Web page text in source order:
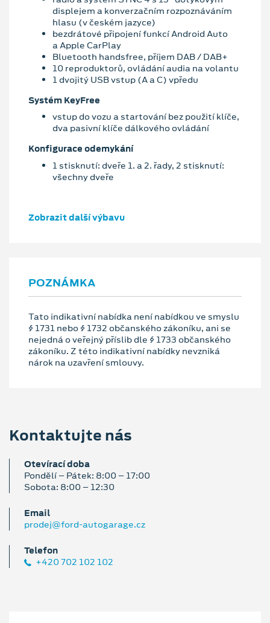
displejem a konverzačním rozpoznáváním
hlasu (v českém jazyce)
bezdrátové připojení funkcí Android Auto
a Apple CarPlay
Bluetooth handsfree, příjem DAB / DAB+
10 reproduktorů, ovládání audia na volantu
1 dvojitý USB vstup (A a C) vpředu
Systém KeyFree
vstup do vozu a startování bez použití klíče,
dva pasivní klíče dálkového ovládání
Konfigurace odemykání
1 stisknutí: dveře 1. a 2. řady, 2 stisknutí:
všechny dveře
Zobrazit další výbavu
POZNÁMKA
Tato indikativní nabídka není nabídkou ve smyslu
§ 1731 nebo § 1732 občanského zákoníku, ani se
nejedná o veřejný příslib dle § 1733 občanského
zákoníku. Z této indikativní nabídky nevzniká
nárok na uzavření smlouvy.
Kontaktujte nás
Otevírací doba
Pondělí – Pátek: 8:00 – 17:00
Sobota: 8:00 – 12:30
Email
prodej@ford-autogarage.cz
Telefon
+420 702 102 102